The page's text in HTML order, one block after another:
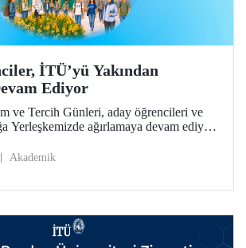
İTÜ’yü Yakından
Ediyor
ve Tercih Günleri, aday öğrencileri ve
Yerleşkemizde ağırlamaya devam ediyor.
adaylara bilgi vermeye devam
Akademik